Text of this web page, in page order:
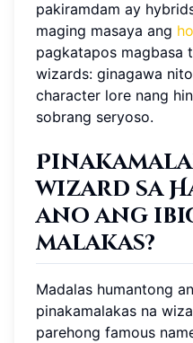
pakiramdam ay
maging masaya ang
pagkatapos magbasa
wizards: ginagawa
character lore nang
sobrang seryoso.
wizard sa
ano ang
malakas?
Madalas humantong
pinakamalakas na
parehong famous